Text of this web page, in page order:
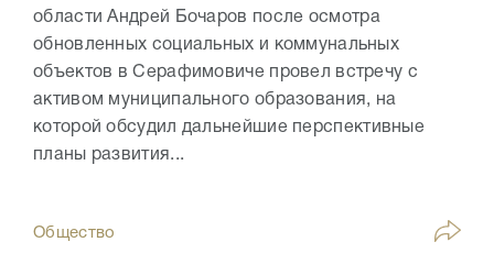
области Андрей Бочаров после осмотра
обновленных социальных и коммунальных
объектов в Серафимовиче провел встречу с
активом муниципального образования, на
которой обсудил дальнейшие перспективные
планы развития...
Общество